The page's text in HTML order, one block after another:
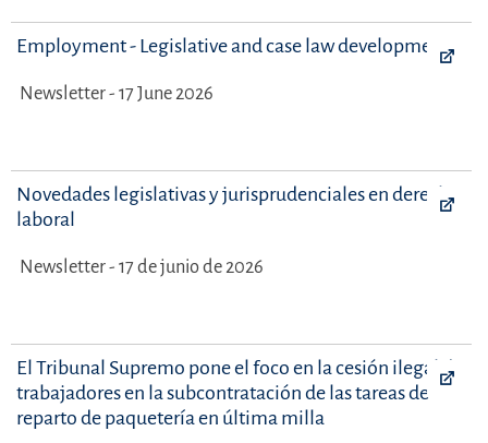
Employment - Legislative and case law developments
Newsletter - 17 June 2026
Novedades legislativas y jurisprudenciales en derecho
laboral
Newsletter - 17 de junio de 2026
El Tribunal Supremo pone el foco en la cesión ilegal de
trabajadores en la subcontratación de las tareas de
reparto de paquetería en última milla